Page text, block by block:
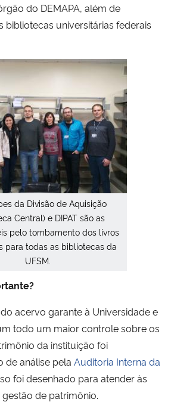
Regional
e dos Direitos Humanos
do DEMAPA, além de
bibliotecas universitárias federais
da Divisão de Aquisição
Central) e DIPAT são as
pelo tombamento dos livros
para todas as bibliotecas da
UFSM.
acervo garante à Universidade e
todo um maior controle sobre os
da instituição foi
de análise pela Auditoria Interna da
foi desenhado para atender às
de patrimônio.